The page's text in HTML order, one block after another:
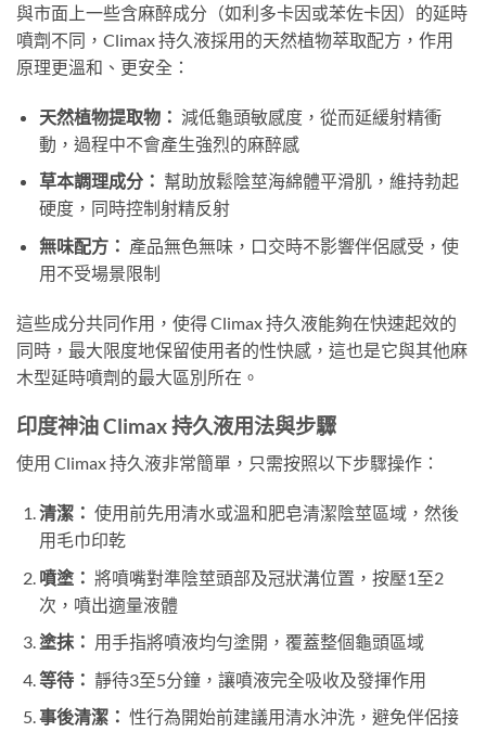
與市面上一些含麻醉成分（如利多卡因或苯佐卡因）的延時
噴劑不同，Climax 持久液採用的天然植物萃取配方，作用
原理更溫和、更安全：
天然植物提取物： 減低龜頭敏感度，從而延緩射精衝
動，過程中不會產生強烈的麻醉感
草本調理成分： 幫助放鬆陰莖海綿體平滑肌，維持勃起
硬度，同時控制射精反射
無味配方： 產品無色無味，口交時不影響伴侶感受，使
用不受場景限制
這些成分共同作用，使得 Climax 持久液能夠在快速起效的
同時，最大限度地保留使用者的性快感，這也是它與其他麻
木型延時噴劑的最大區別所在。
印度神油 Climax 持久液用法與步驟
使用 Climax 持久液非常簡單，只需按照以下步驟操作：
清潔： 使用前先用清水或溫和肥皂清潔陰莖區域，然後
用毛巾印乾
噴塗： 將噴嘴對準陰莖頭部及冠狀溝位置，按壓1至2
次，噴出適量液體
塗抹： 用手指將噴液均勻塗開，覆蓋整個龜頭區域
等待： 靜待3至5分鐘，讓噴液完全吸收及發揮作用
事後清潔： 性行為開始前建議用清水沖洗，避免伴侶接